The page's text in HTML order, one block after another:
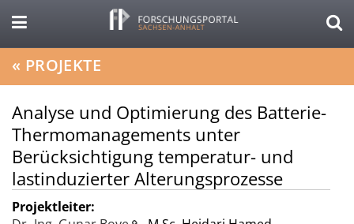
« PROJEKTE
Analyse und Optimierung des Batterie-
Thermomanagements unter
Berücksichtigung temperatur- und
lastinduzierter Alterungsprozesse
Projektleiter: